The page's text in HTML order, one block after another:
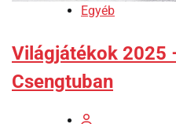
Egyéb
Világjátékok 2025
Csengtuban